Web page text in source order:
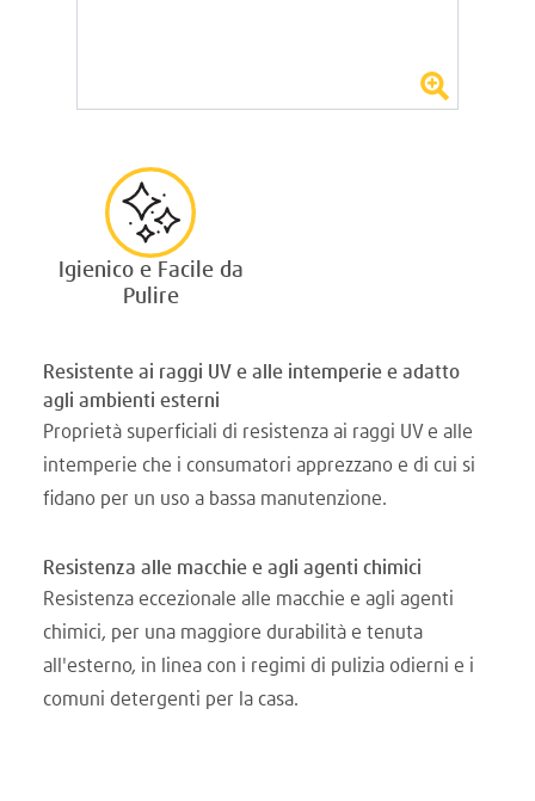
Igienico e Facile da
Pulire
Resistente ai raggi UV e alle intemperie e adatto
agli ambienti esterni
Proprietà superficiali di resistenza ai raggi UV e alle
intemperie che i consumatori apprezzano e di cui si
fidano per un uso a bassa manutenzione.
Resistenza alle macchie e agli agenti chimici
Resistenza eccezionale alle macchie e agli agenti
chimici, per una maggiore durabilità e tenuta
all'esterno, in linea con i regimi di pulizia odierni e i
comuni detergenti per la casa.